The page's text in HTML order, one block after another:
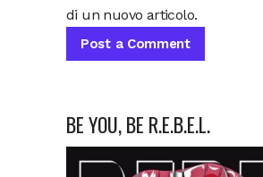
di un nuovo articolo.
BE YOU, BE R.E.B.E.L.